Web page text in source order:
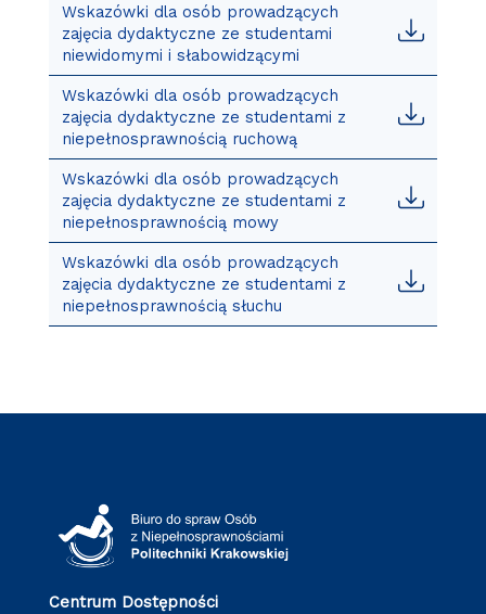
Wskazówki dla osób prowadzących
zajęcia dydaktyczne ze studentami
niewidomymi i słabowidzącymi
Wskazówki dla osób prowadzących
zajęcia dydaktyczne ze studentami z
niepełnosprawnością ruchową
Wskazówki dla osób prowadzących
zajęcia dydaktyczne ze studentami z
niepełnosprawnością mowy
Wskazówki dla osób prowadzących
zajęcia dydaktyczne ze studentami z
niepełnosprawnością słuchu
Centrum Dostępności